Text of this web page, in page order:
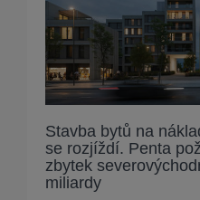
Stavba bytů na
se rozjíždí. Penta
zbytek
miliardy